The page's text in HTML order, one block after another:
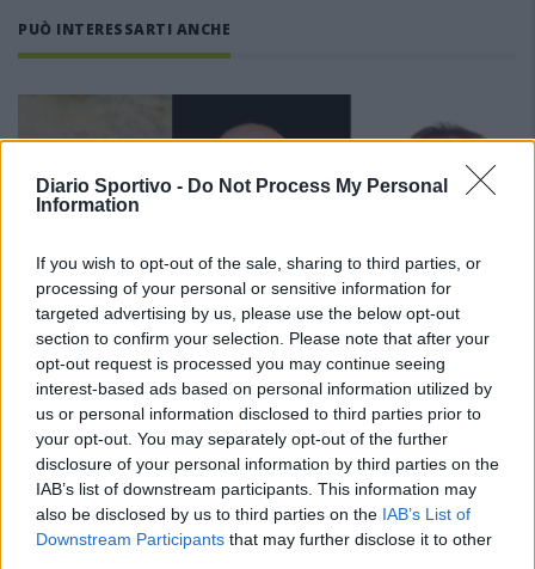
Diario Sportivo - Do Not Process My Personal
Information
If you wish to opt-out of the sale, sharing to third parties, or
processing of your personal or sensitive information for
targeted advertising by us, please use the below opt-out
section to confirm your selection. Please note that after your
opt-out request is processed you may continue seeing
interest-based ads based on personal information utilized by
us or personal information disclosed to third parties prior to
your opt-out. You may separately opt-out of the further
disclosure of your personal information by third parties on the
IAB’s list of downstream participants. This information may
also be disclosed by us to third parties on the IAB’s List of
Downstream Participants that may further disclose it to other
PUÒ INTERESSARTI ANCHE
Torres, Daniele Fois guiderà la Juniores, Casu e
Ravot confermati con Allievi e Giovanissimi
18 Lug 2020